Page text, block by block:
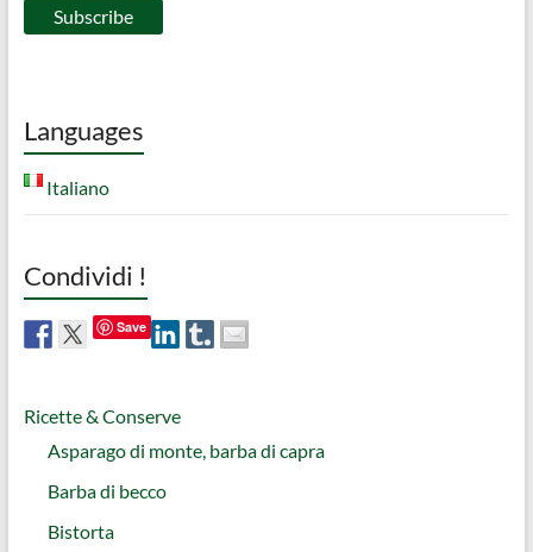
Languages
Italiano
Condividi !
Save
Ricette & Conserve
Asparago di monte, barba di capra
Barba di becco
Bistorta